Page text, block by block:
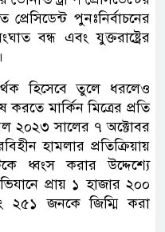
পুনঃনির্বাচনের
বন্ধ এবং যুক্তরাষ্ট্রের
হিসেবে তুলে ধরলেও
মার্কিন মিত্রের প্রতি
২০২৩ সালের ৭ অক্টোবর
হামলার প্রতিক্রিয়ায়
ধ্বংস করার উদ্দেশ্যে
প্রায় ১ হাজার ২০০
২৫১ জনকে জিম্মি করা